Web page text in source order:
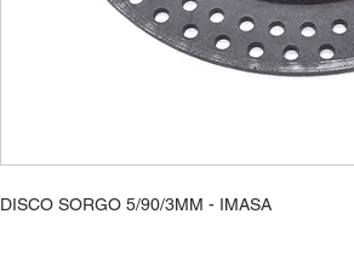
DISCO SORGO 5/90/3MM - IMASA